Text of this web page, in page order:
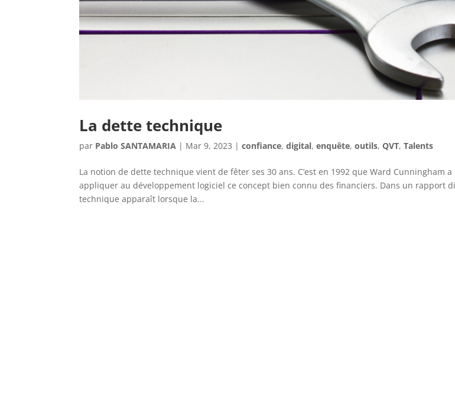
La dette technique
par Pablo SANTAMARIA | Mar 9, 2023 |confiance,digital,enquête,outils,QVT,Talents
La notion de dette technique vient de fêter ses 30 ans. C’est en 1992 que Ward Cunningham
appliquer au développement logiciel ce concept bien connu des financiers. Dans un rapport
technique apparaît lorsque la...